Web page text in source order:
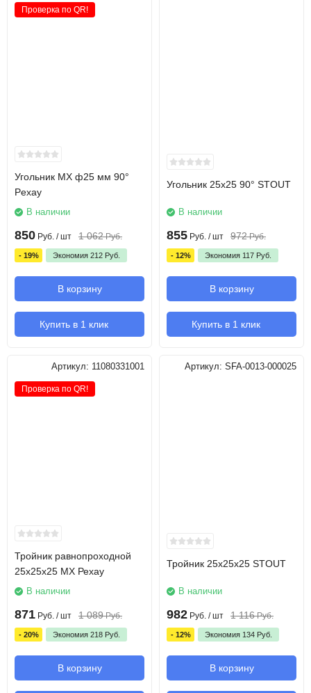
Проверка по QR!
Угольник MX ф25 мм 90°
Pexay
В наличии
850 Руб. / шт 1 062 Руб.
- 19% Экономия 212 Руб.
В корзину
Купить в 1 клик
Угольник 25х25 90° STOUT
В наличии
855 Руб. / шт 972 Руб.
- 12% Экономия 117 Руб.
В корзину
Купить в 1 клик
Артикул: 11080331001
Проверка по QR!
Тройник равнопроходной
25х25х25 MX Рехау
В наличии
871 Руб. / шт 1 089 Руб.
- 20% Экономия 218 Руб.
В корзину
Артикул: SFA-0013-000025
Тройник 25х25х25 STOUT
В наличии
982 Руб. / шт 1 116 Руб.
- 12% Экономия 134 Руб.
В корзину